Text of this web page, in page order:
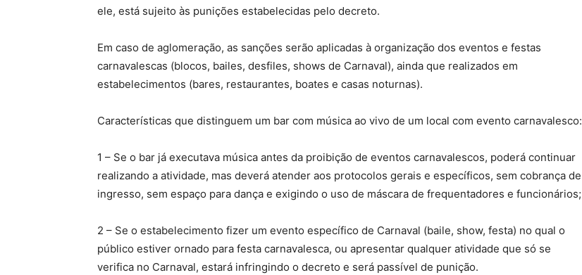
ele, está sujeito às punições estabelecidas pelo decreto.
Em caso de aglomeração, as sanções serão aplicadas à organização dos eventos e festas
carnavalescas (blocos, bailes, desfiles, shows de Carnaval), ainda que realizados em
estabelecimentos (bares, restaurantes, boates e casas noturnas).
Características que distinguem um bar com música ao vivo de um local com evento carnavalesco:
1 – Se o bar já executava música antes da proibição de eventos carnavalescos, poderá continuar
realizando a atividade, mas deverá atender aos protocolos gerais e específicos, sem cobrança de
ingresso, sem espaço para dança e exigindo o uso de máscara de frequentadores e funcionários;
2 – Se o estabelecimento fizer um evento específico de Carnaval (baile, show, festa) no qual o
público estiver ornado para festa carnavalesca, ou apresentar qualquer atividade que só se
verifica no Carnaval, estará infringindo o decreto e será passível de punição.